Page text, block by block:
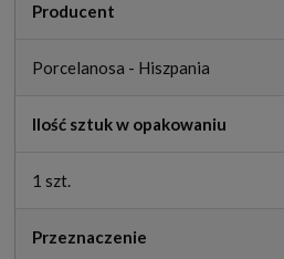
Producent
Porcelanosa - Hiszpania
Ilość sztuk w opakowaniu
1 szt.
Przeznaczenie